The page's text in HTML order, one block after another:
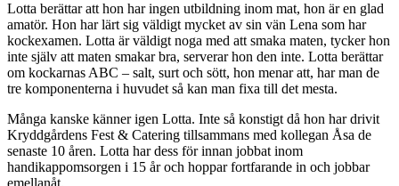
Lotta berättar att hon har ingen utbildning inom mat, hon är en glad
amatör. Hon har lärt sig väldigt mycket av sin vän Lena som har
kockexamen. Lotta är väldigt noga med att smaka maten, tycker hon
inte själv att maten smakar bra, serverar hon den inte. Lotta berättar
om kockarnas ABC – salt, surt och sött, hon menar att, har man de
tre komponenterna i huvudet så kan man fixa till det mesta.
Många kanske känner igen Lotta. Inte så konstigt då hon har drivit
Kryddgårdens Fest & Catering tillsammans med kollegan Åsa de
senaste 10 åren. Lotta har dess för innan jobbat inom
handikappomsorgen i 15 år och hoppar fortfarande in och jobbar